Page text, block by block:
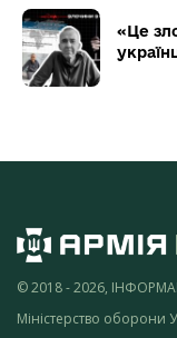
«Це
© 2018 - 2026,
Міністерство оборони